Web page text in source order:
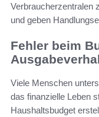
Verbraucherzentralen
und geben
Fehler beim
Viele Menschen
das finanzielle Leben
Haushaltsbudget